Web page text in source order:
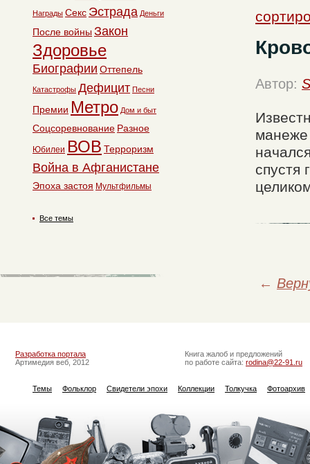
Автор:
манеже
спустя
←
Награды Секс Эстрада Деньги
После войны Закон
Здоровье
Биографии Оттепель
Катастрофы Дефицит Песни
Премии Метро Дом и быт
Соцсоревнование Разное
Юбилеи ВОВ Терроризм
Война в Афганистане
Эпоха застоя Мультфильмы
Все темы
Разработка портала
Артимедия веб, 2012
Книга жалоб и предложений
по работе сайта: rodina@22-91.ru
Темы Фольклор Свидетели эпохи Коллекции Толкучка Фотоархив